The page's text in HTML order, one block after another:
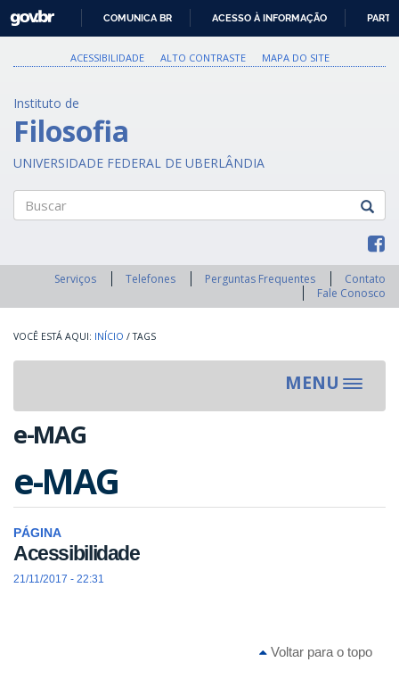
PARA
O
GOVBR
COMUNICA BR ACESSO À INFORMAÇÃO
ACESSIBILIDADE ALTO CONTRASTE MAPA DO SITE
Instituto de
Filosofia
UNIVERSIDADE FEDERAL DE UBERLÂNDIA
Serviços Telefones Perguntas Frequentes
Contato
Fale Conosco
INÍCIO / TAGS
MENU
Toggle
e-MAG
e-MAG
PÁGINA
Acessibilidade
21/11/2017 - 22:31
Voltar para o topo